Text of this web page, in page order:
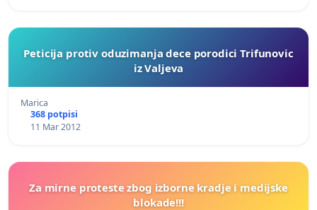
Peticija protiv oduzimanja dece porodici Trifunovic
iz Valjeva
Marica
368 potpisi
11 Mar 2012
Za mirne proteste zbog izborne kradje i medijske
blokade!!!